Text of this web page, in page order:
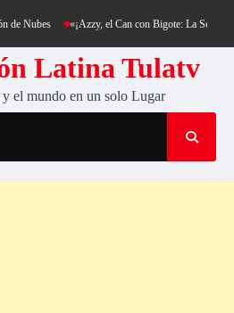
«¡Azzy, el Can con Bigote: La Sensación
Latina Tulatv
el mundo en un solo Lugar